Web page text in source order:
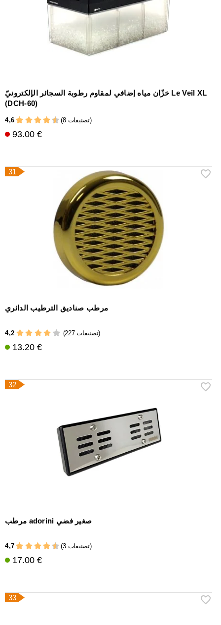
خزّان مياه إضافي لمقاوم رطوبة السجائر الإلكترونيّ Le Veil XL
(DCH-60)
4,6 (8 تصنيفات)
93.00 €
31
مرطب صناديق الترطيب الدائري
4,2 (227 تصنيفات)
13.20 €
32
مرطب adorini صغير فضي
4,7 (3 تصنيفات)
17.00 €
33